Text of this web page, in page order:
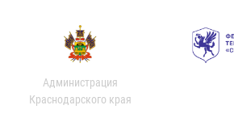
Администрация
Краснодарского края